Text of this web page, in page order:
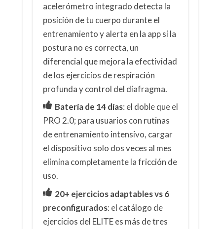
acelerómetro integrado detecta la
posición de tu cuerpo durante el
entrenamiento y alerta en la app si la
postura no es correcta, un
diferencial que mejora la efectividad
de los ejercicios de respiración
profunda y control del diafragma.
Batería de 14 días: el doble que el
PRO 2.0; para usuarios con rutinas
de entrenamiento intensivo, cargar
el dispositivo solo dos veces al mes
elimina completamente la fricción de
uso.
20+ ejercicios adaptables vs 6
preconfigurados: el catálogo de
ejercicios del ELITE es más de tres